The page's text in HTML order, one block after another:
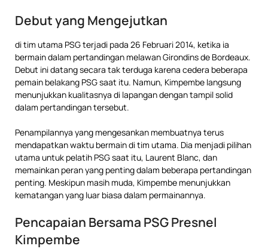
Debut yang Mengejutkan
di tim utama PSG terjadi pada 26 Februari 2014, ketika ia
bermain dalam pertandingan melawan Girondins de Bordeaux.
Debut ini datang secara tak terduga karena cedera beberapa
pemain belakang PSG saat itu. Namun, Kimpembe langsung
menunjukkan kualitasnya di lapangan dengan tampil solid
dalam pertandingan tersebut.
Penampilannya yang mengesankan membuatnya terus
mendapatkan waktu bermain di tim utama. Dia menjadi pilihan
utama untuk pelatih PSG saat itu, Laurent Blanc, dan
memainkan peran yang penting dalam beberapa pertandingan
penting. Meskipun masih muda, Kimpembe menunjukkan
kematangan yang luar biasa dalam permainannya.
Pencapaian Bersama PSG Presnel
Kimpembe